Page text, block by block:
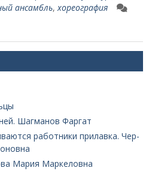
ансамбль,хореография
Шагманов Фаргат
работники прилавка. Чер­
Мария Маркеловна